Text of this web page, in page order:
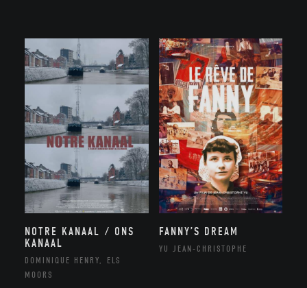
NOTRE KANAAL / ONS
KANAAL
DOMINIQUE HENRY, ELS
MOORS
FANNY’S DREAM
YU JEAN-CHRISTOPHE